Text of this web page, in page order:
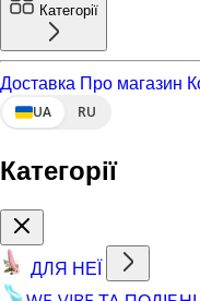
Категорії
Доставка Про магазин
UA RU
Категорії
ДЛЯ НЕЇ